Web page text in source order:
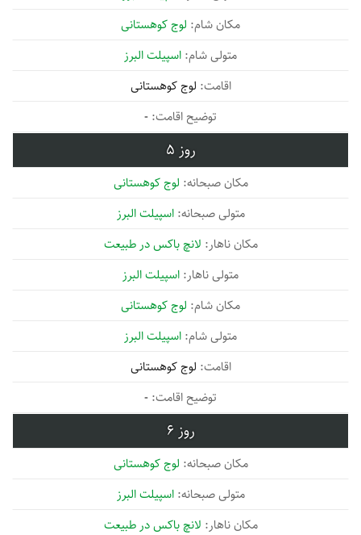
لوج کوهستانی
اسپیلت البرز
لوج کوهستانی
-
5
لوج کوهستانی
اسپیلت البرز
لانچ باکس در طبیعت
اسپیلت البرز
لوج کوهستانی
اسپیلت البرز
لوج کوهستانی
-
6
لوج کوهستانی
اسپیلت البرز
لانچ باکس در طبیعت